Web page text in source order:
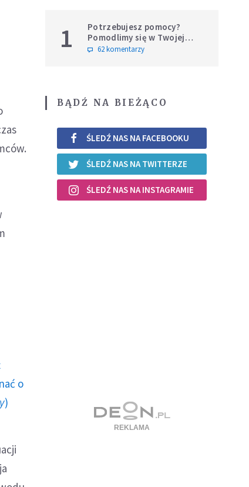
o
)
1
Potrzebujesz pomocy?
Pomodlimy się w Twojej
intencji
62 komentarzy
BĄDŹ NA BIEŻĄCO
ŚLEDŹ NAS NA FACEBOOKU
ŚLEDŹ NAS NA TWITTERZE
ŚLEDŹ NAS NA INSTAGRAMIE